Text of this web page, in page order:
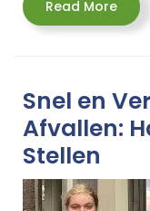
Read MoreRead
More
Snel en
Afvallen:
Stellen